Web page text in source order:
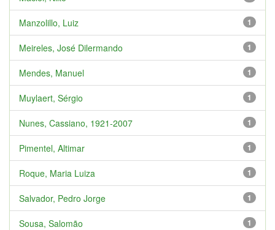
1
Manzolillo, Luiz
1
Meireles, José Dilermando
1
Mendes, Manuel
1
Muylaert, Sérgio
1
Nunes, Cassiano, 1921-2007
1
Pimentel, Altimar
1
Roque, Maria Luiza
1
Salvador, Pedro Jorge
1
Sousa, Salomão